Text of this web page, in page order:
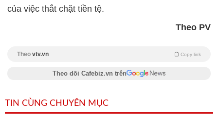
của việc thắt chặt tiền tệ.
Theo PV
Theo vtv.vn Copy link
Theo dõi Cafebiz.vn trên
TIN CÙNG CHUYÊN MỤC